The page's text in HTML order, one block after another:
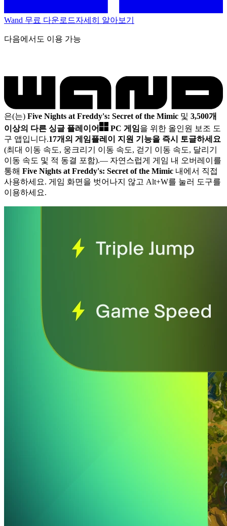
Wand 무료 다운로드자세히 알아보기
다음에서도 이용 가능
은(는) Five Nights at Freddy's: Secret of the Mimic 및 3,500개
이상의 다른 싱글 플레이어
PC 게임을 위한 올인원 보조 도
구 앱입니다.17개의 게임플레이 지원 기능을 즉시 토글하세요
(최대 이동 속도, 웅크리기 이동 속도, 걷기 이동 속도, 달리기
이동 속도 및 적 동결 포함).— 자연스럽게 게임 내 오버레이를
통해 Five Nights at Freddy's: Secret of the Mimic 내에서 직접
사용하세요. 게임 화면을 벗어나지 않고 Alt+W를 눌러 도구를
이용하세요.